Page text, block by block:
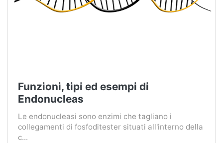
Funzioni, tipi ed esempi di
Endonucleas
Le endonucleasi sono enzimi che tagliano i
collegamenti di fosfoditester situati all'interno della
c...